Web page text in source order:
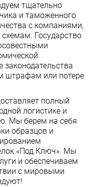
тщательно
и таможенного
с компаниями,
Государство
законодательства
штрафам или потере
полный
логистике и
Мы берем на себя
образцов и
«Под Ключ». Мы
и обеспечиваем
с мировыми